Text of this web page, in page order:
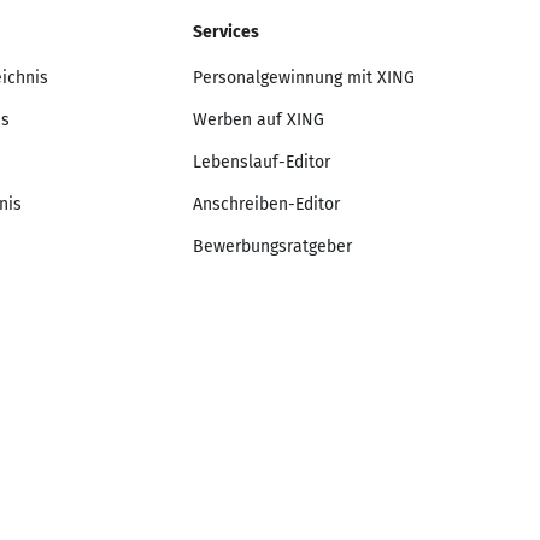
Services
Personalgewinnung mit XING
Werben auf XING
Lebenslauf-Editor
Anschreiben-Editor
Bewerbungsratgeber